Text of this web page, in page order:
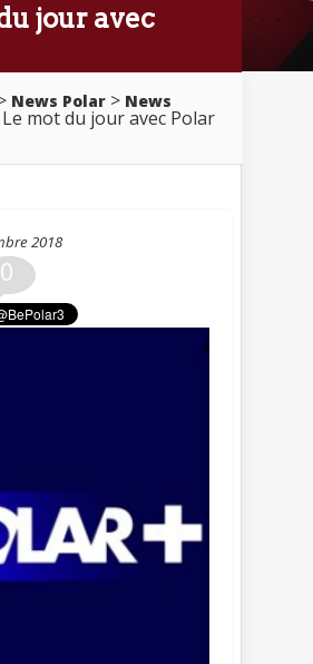
jour avec
News Polar > News
Le mot du jour avec Polar
2018
0